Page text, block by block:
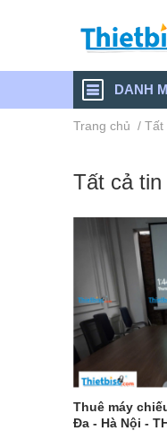
DANH
Trang chủ / Tất
Tất cả
Thuê máy
Đa - Hà Nội -